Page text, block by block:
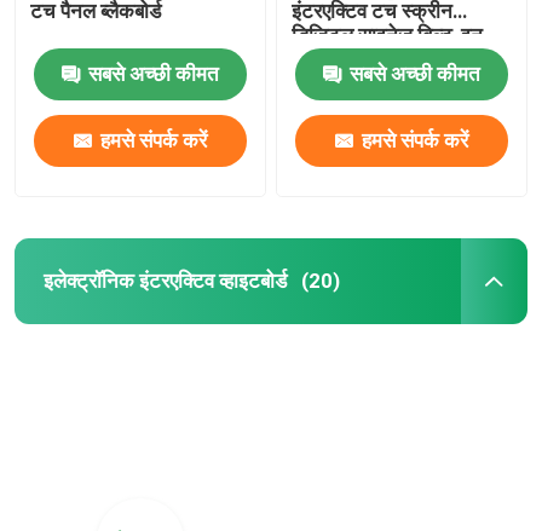
टच पैनल ब्लैकबोर्ड
सबसे अच्छी कीमत
हमसे संपर्क करें
इंटरएक्टिव टच स्क्रीन
डिजिटल साइनेज बिल्ट-इन
13MP/48MP कैमरा विकल्प
सबसे अच्छी कीमत
हमसे संपर्क करें
इलेक्ट्रॉनिक इंटरएक्टिव व्हाइटबोर्ड (20)